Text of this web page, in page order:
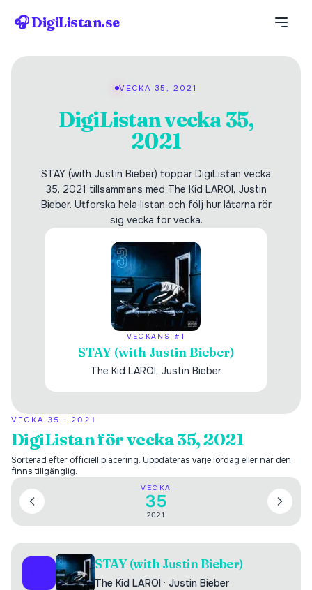
🎧 DigiListan.se
VECKA 35, 2021
DigiListan vecka 35,
2021
STAY (with Justin Bieber) toppar DigiListan vecka
35, 2021 tillsammans med The Kid LAROI, Justin
Bieber. Utforska hela listan och följ hur låtarna rör
sig vecka för vecka.
VECKANS #1
STAY (with Justin Bieber)
The Kid LAROI, Justin Bieber
VECKA 35 · 2021
DigiListan för vecka 35, 2021
Sorterad efter officiell placering. Uppdateras varje lördag eller när den
finns tillgänglig.
VECKA
35
2021
STAY (with Justin Bieber)
The Kid LAROI · Justin Bieber